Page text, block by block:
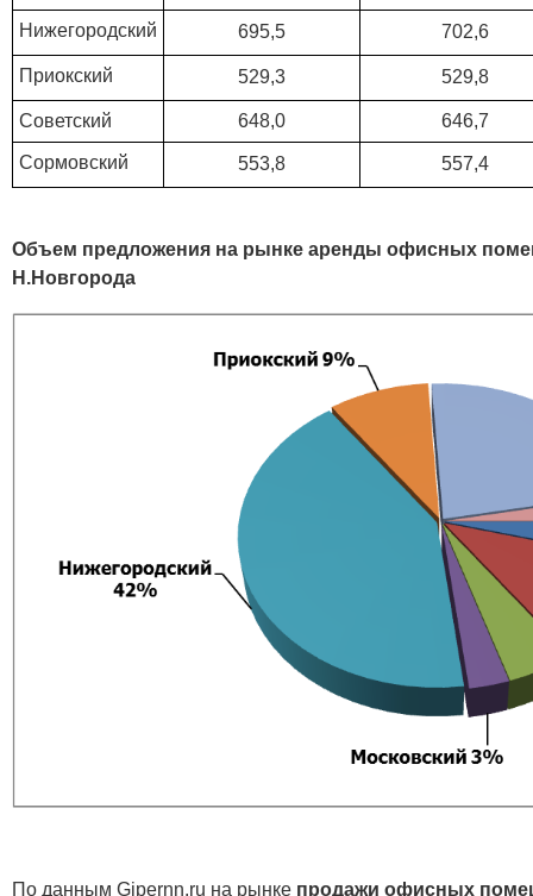
Нижегородский 695,5 702,6
Приокский 529,3 529,8
Советский 648,0 646,7
Сормовский 553,8 557,4
Объем предложения на рынке аренды офисных
Н.Новгорода
По данным Gipernn.ru на рынке продажи офисных